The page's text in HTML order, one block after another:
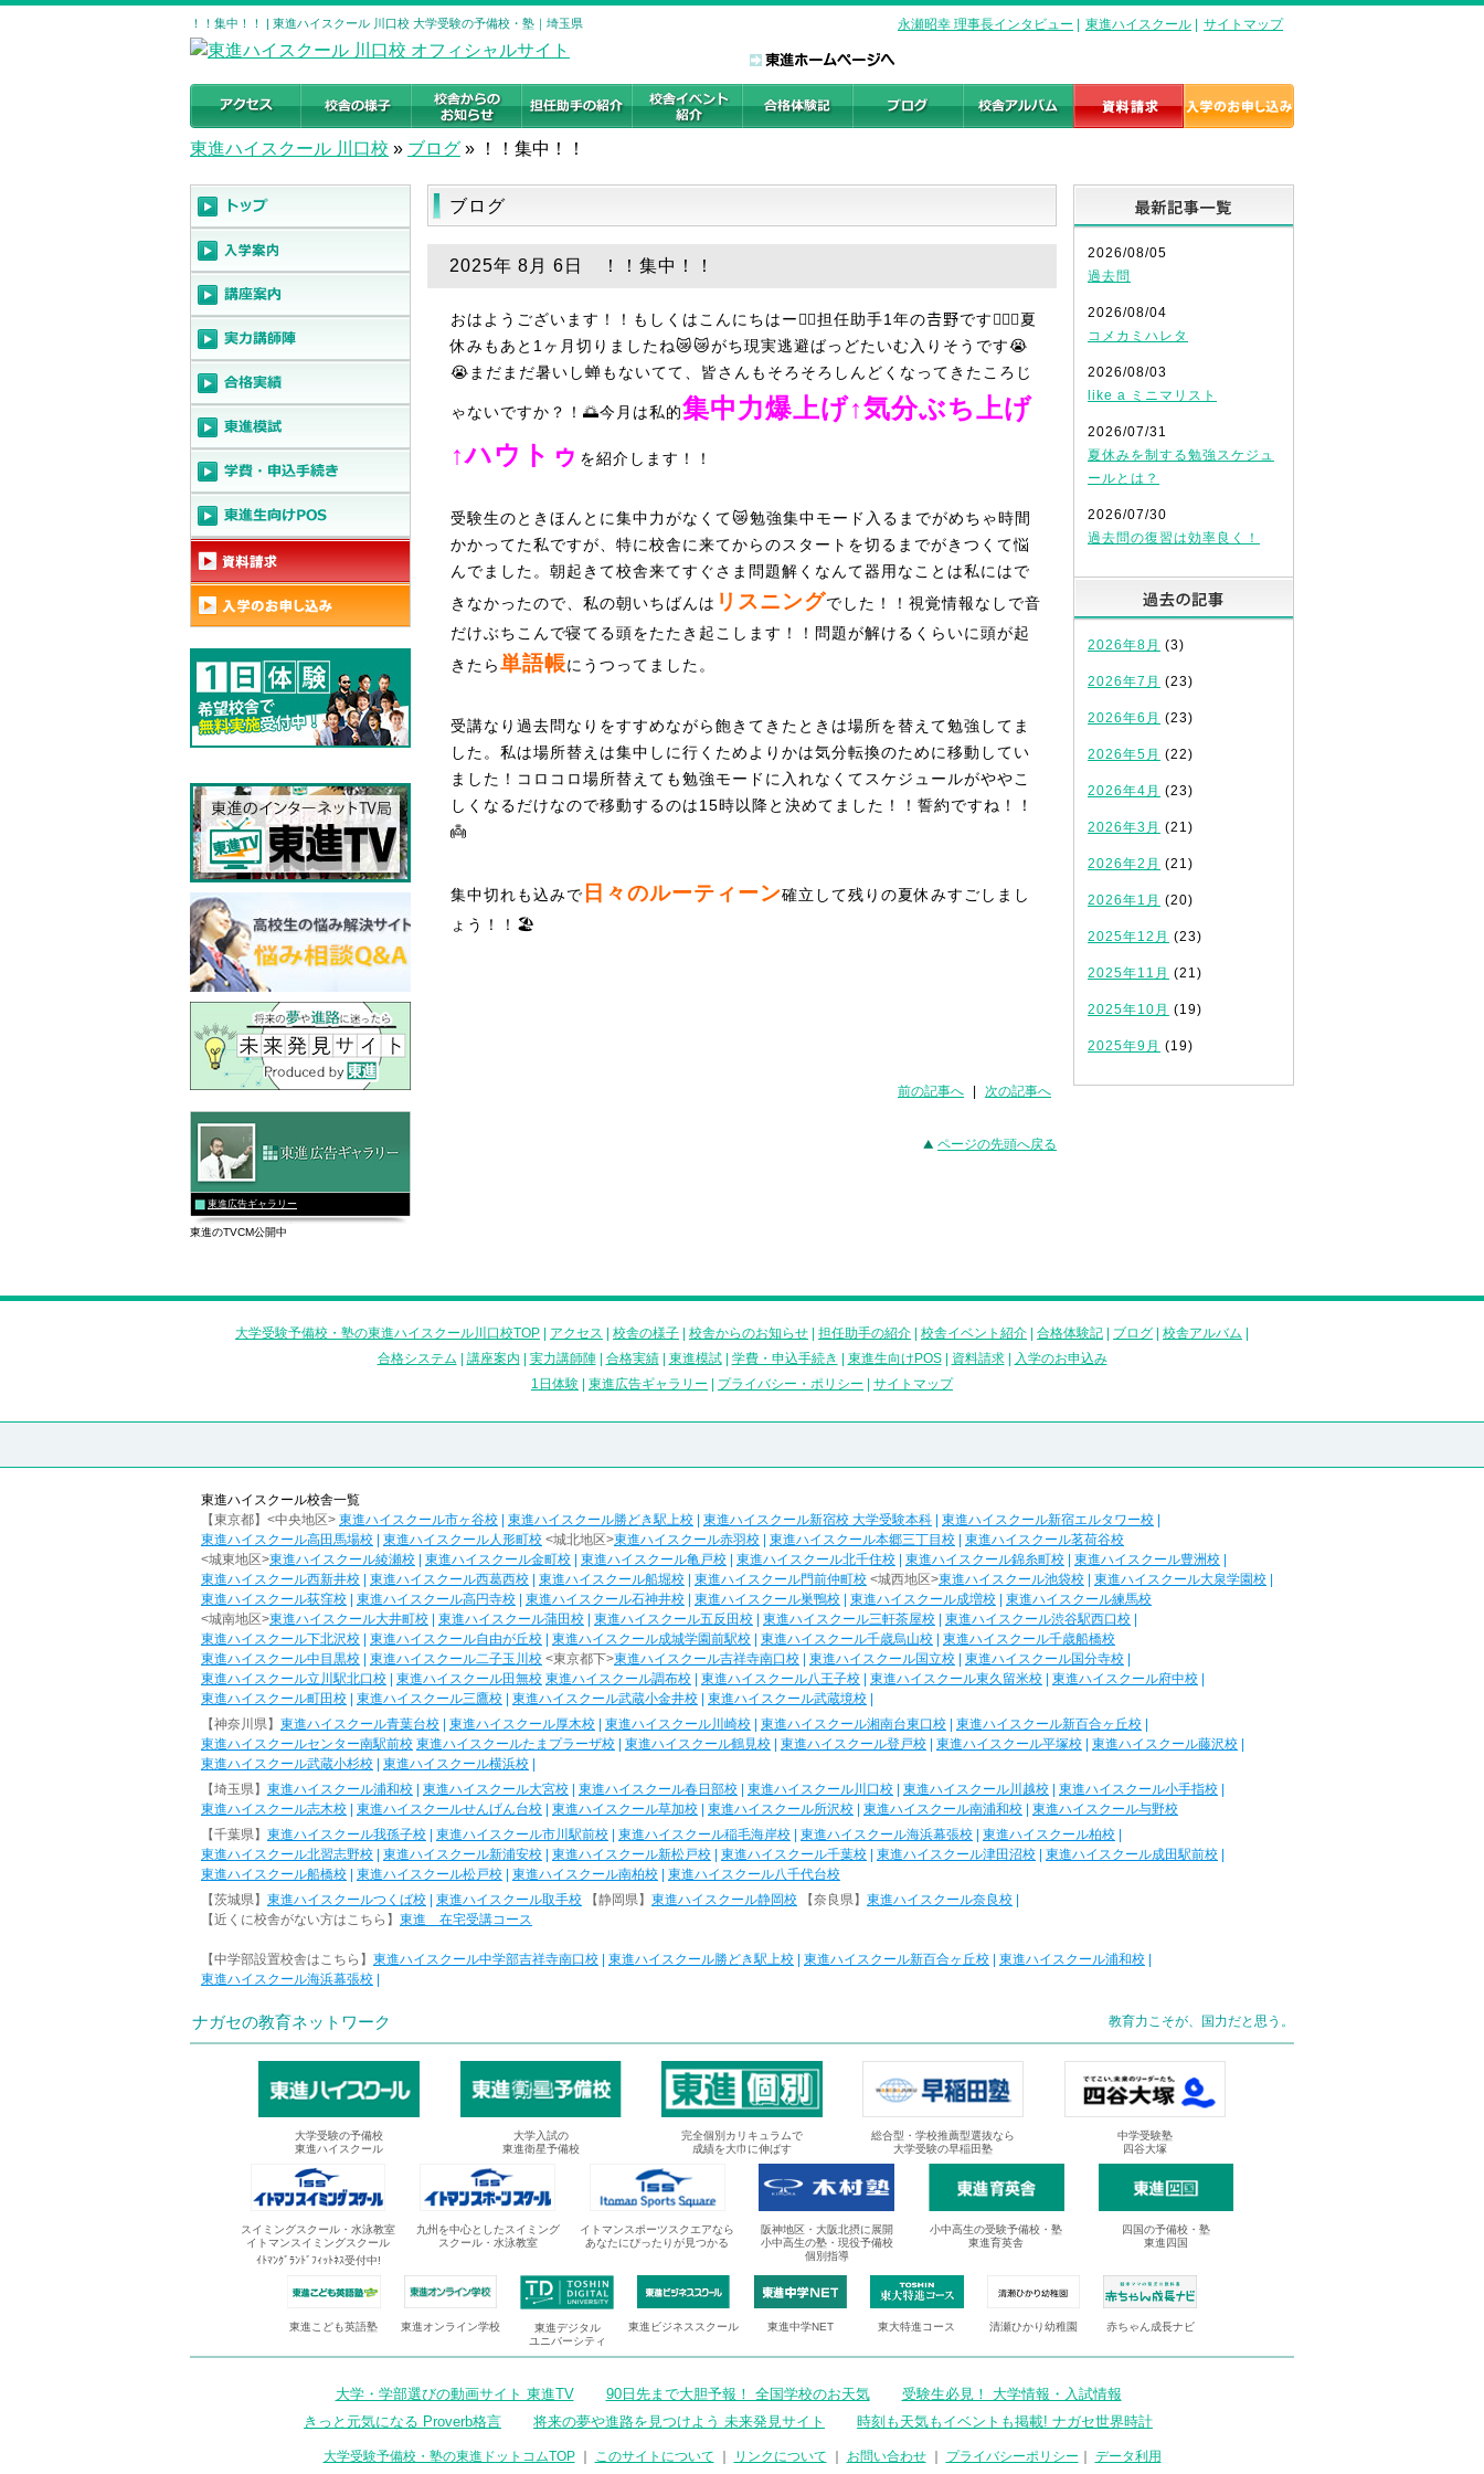
！！集中！！ | 東進ハイスクール 川口校 大学受験の予備校・塾｜埼玉県 永瀬昭幸 理事長インタビュー 東進ハイスクール サイトマップ
東進ハイスクール 川口校 » ブログ » ！！集中！！
ブログ
2025年 8月 6日 ！！集中！！
おはようございます！！もしくはこんにちはー❤️‍🔥担任助手1年の𠮷野です🏄🏻‍♀️夏
休みもあと1ヶ月切りましたね😿😿がち現実逃避ばっどたいむ入りそうです😭
😭まだまだ暑いし蝉もないてて、皆さんもそろそろしんどくなってきたころじ
ゃないですか？！🌅今月は私的集中力爆上げ↑気分ぶち上げ
↑ハウトゥ を紹介します！！
受験生のときほんとに集中力がなくて😿勉強集中モード入るまでがめちゃ時間
かかってた私ですが、特に校舎に来てからのスタートを切るまでがきつくて悩
んでました。朝起きて校舎来てすぐさま問題解くなんて器用なことは私にはで
きなかったので、私の朝いちばんは リスニングでした！！視覚情報なしで音
だけぶちこんで寝てる頭をたたき起こします！！問題が解けるくらいに頭が起
きたら単語帳にうつってました。
受講なり過去問なりをすすめながら飽きてきたときは場所を替えて勉強してま
した。私は場所替えは集中しに行くためよりかは気分転換のために移動してい
ました！コロコロ場所替えても勉強モードに入れなくてスケジュールがややこ
しくなるだけなので移動するのは15時以降と決めてました！！誓約ですね！！
👼
集中切れも込みで 日々のルーティーン確立して残りの夏休みすごしまし
ょう！！🏖
前の記事へ 次の記事へ
ページの先頭へ戻る
2026/08/05
過去問
2026/08/04
コメカミハレタ
2026/08/03
like a ミニマリスト
2026/07/31
夏休みを制する勉強スケジュ
ールとは？
2026/07/30
過去問の復習は効率良く！
2026年8月 (3)
2026年7月 (23)
2026年6月 (23)
2026年5月 (22)
2026年4月 (23)
2026年3月 (21)
2026年2月 (21)
2026年1月 (20)
2025年12月 (23)
2025年11月 (21)
2025年10月 (19)
2025年9月 (19)
東進広告ギャラリー
東進のTVCM公開中
大学受験予備校・塾の東進ハイスクール川口校TOP アクセス 校舎の様子 校舎からのお知らせ 担任助手の紹介 校舎イベント紹介 合格体験記 ブログ 校舎アルバム
合格システム
講座案内 実力講師陣| 合格実績| 東進模試| 学費・申込手続き 東進生向けPOS| 資料請求|
入学のお申込み
1日体験
東進広告ギャラリー プライバシー・ポリシー サイトマップ
東進ハイスクール校舎一覧
【東京都】<中央地区> 東進ハイスクール市ヶ谷校 東進ハイスクール勝どき駅上校 東進ハイスクール新宿校 大学受験本科 東進ハイスクール新宿エルタワー校
東進ハイスクール高田馬場校
東進ハイスクール人形町校 <城北地区>東進ハイスクール赤羽校 東進ハイスクール本郷三丁目校
東進ハイスクール茗荷谷校
<城東地区>東進ハイスクール綾瀬校 東進ハイスクール金町校 東進ハイスクール亀戸校 東進ハイスクール北千住校 東進ハイスクール錦糸町校 東進ハイスクール豊洲校
東進ハイスクール西新井校
東進ハイスクール西葛西校 東進ハイスクール船堀校 東進ハイスクール門前仲町校 <城西地区>東進ハイスクール池袋校 東進ハイスクール大泉学園校
東進ハイスクール荻窪校
東進ハイスクール高円寺校 東進ハイスクール石神井校 東進ハイスクール巣鴨校 東進ハイスクール成増校
東進ハイスクール練馬校
<城南地区>東進ハイスクール大井町校 東進ハイスクール蒲田校 東進ハイスクール五反田校 東進ハイスクール三軒茶屋校 東進ハイスクール渋谷駅西口校
東進ハイスクール下北沢校
東進ハイスクール自由が丘校 東進ハイスクール成城学園前駅校 東進ハイスクール千歳烏山校
東進ハイスクール千歳船橋校
東進ハイスクール中目黒校
東進ハイスクール二子玉川校 <東京都下>東進ハイスクール吉祥寺南口校 東進ハイスクール国立校 東進ハイスクール国分寺校
東進ハイスクール立川駅北口校
東進ハイスクール田無校 東進ハイスクール調布校 東進ハイスクール八王子校 東進ハイスクール東久留米校 東進ハイスクール府中校
東進ハイスクール町田校
東進ハイスクール三鷹校 東進ハイスクール武蔵小金井校 東進ハイスクール武蔵境校
【神奈川県】 東進ハイスクール青葉台校 東進ハイスクール厚木校 東進ハイスクール川崎校 東進ハイスクール湘南台東口校 東進ハイスクール新百合ヶ丘校
東進ハイスクールセンター南駅前校 東進ハイスクールたまプラーザ校 東進ハイスクール鶴見校 東進ハイスクール登戸校 東進ハイスクール平塚校 東進ハイスクール藤沢校
東進ハイスクール武蔵小杉校
東進ハイスクール横浜校
【埼玉県】 東進ハイスクール浦和校 東進ハイスクール大宮校 東進ハイスクール春日部校 東進ハイスクール川口校 東進ハイスクール川越校 東進ハイスクール小手指校
東進ハイスクール志木校
東進ハイスクールせんげん台校 東進ハイスクール草加校 東進ハイスクール所沢校 東進ハイスクール南浦和校
東進ハイスクール与野校
【千葉県】 東進ハイスクール我孫子校 東進ハイスクール市川駅前校 東進ハイスクール稲毛海岸校 東進ハイスクール海浜幕張校 東進ハイスクール柏校
東進ハイスクール北習志野校
東進ハイスクール新浦安校 東進ハイスクール新松戸校 東進ハイスクール千葉校 東進ハイスクール津田沼校 東進ハイスクール成田駅前校
東進ハイスクール船橋校
東進ハイスクール松戸校 東進ハイスクール南柏校
東進ハイスクール八千代台校
【茨城県】 東進ハイスクールつくば校 東進ハイスクール取手校 【静岡県】 東進ハイスクール静岡校 【奈良県】 東進ハイスクール奈良校
【近くに校舎がない方はこちら】 東進 在宅受講コース
【中学部設置校舎はこちら】 東進ハイスクール中学部吉祥寺南口校 東進ハイスクール勝どき駅上校 東進ハイスクール新百合ヶ丘校 東進ハイスクール浦和校
東進ハイスクール海浜幕張校
ナガセの教育ネットワーク 教育力こそが、国力だと思う。
大学受験の予備校
東進ハイスクール
大学入試の
東進衛星予備校
完全個別カリキュラムで
成績を大巾に伸ばす
総合型・学校推薦型選抜なら
大学受験の早稲田塾
中学受験塾
四谷大塚
スイミングスクール・水泳教室
イトマンスイミングスクール
ｲﾄﾏﾝｸﾞﾗﾝﾄﾞﾌｨｯﾄﾈｽ受付中!
九州を中心としたスイミング
スクール・水泳教室
イトマンスポーツスクエアなら
あなたにぴったりが見つかる
阪神地区・大阪北摂に展開
小中高生の塾・現役予備校
個別指導
小中高生の受験予備校・塾
東進育英舎
四国の予備校・塾
東進四国
東進こども英語塾 東進オンライン学校
東進デジタル
ユニバーシティ
東進ビジネススクール 東進中学NET 東大特進コース 清瀬ひかり幼稚園 赤ちゃん成長ナビ
大学・学部選びの動画サイト 東進TV 90日先まで大胆予報！ 全国学校のお天気
受験生必見！ 大学情報・入試情報
きっと元気になる Proverb格言
将来の夢や進路を見つけよう 未来発見サイト 時刻も天気もイベントも掲載! ナガセ世界時計
大学受験予備校・塾の東進ドットコムTOP｜ このサイトについて リンクについて お問い合わせ｜ プライバシーポリシー データ利用